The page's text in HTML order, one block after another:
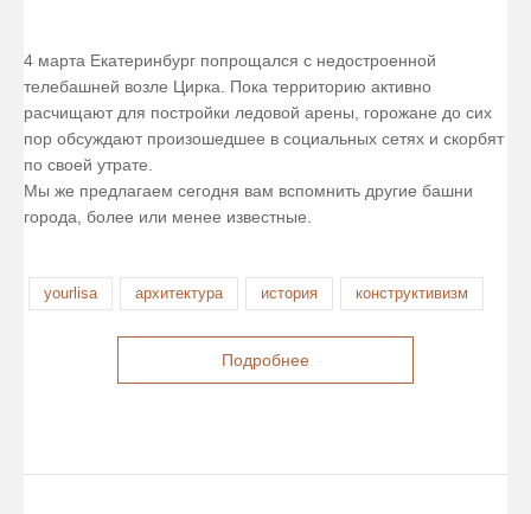
4 марта Екатеринбург попрощался с недостроенной
телебашней возле Цирка. Пока территорию активно
расчищают для постройки ледовой арены, горожане до сих
пор обсуждают произошедшее в социальных сетях и скорбят
по своей утрате.
Мы же предлагаем сегодня вам вспомнить другие башни
города, более или менее известные.
yourlisa архитектура история конструктивизм
Подробнее